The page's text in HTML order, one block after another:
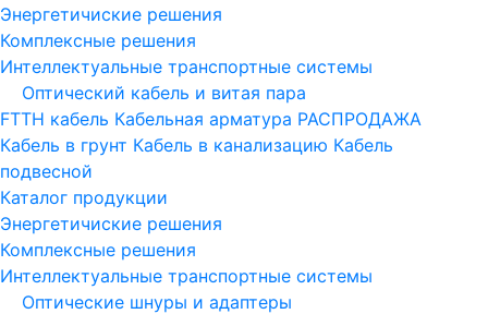
Энергетичиские решения
Комплексные решения
Интеллектуальные транспортные системы
Оптический кабель и витая пара
FTTH кабель Кабельная арматура РАСПРОДАЖА
Кабель в грунт Кабель в канализацию Кабель
подвесной
Каталог продукции
Энергетичиские решения
Комплексные решения
Интеллектуальные транспортные системы
Оптические шнуры и адаптеры